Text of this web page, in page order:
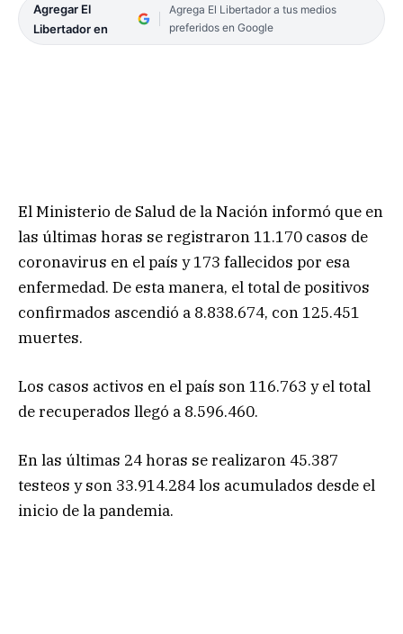
Agregar El
Libertador en
Agrega El Libertador a tus medios
preferidos en Google
El Ministerio de Salud de la Nación informó que en
las últimas horas se registraron 11.170 casos de
coronavirus en el país y 173 fallecidos por esa
enfermedad. De esta manera, el total de positivos
confirmados ascendió a 8.838.674, con 125.451
muertes.
Los casos activos en el país son 116.763 y el total
de recuperados llegó a 8.596.460.
En las últimas 24 horas se realizaron 45.387
testeos y son 33.914.284 los acumulados desde el
inicio de la pandemia.